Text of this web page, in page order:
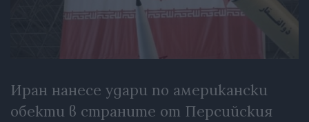
Иран нанесе удари по американски
обекти в страните от Персийския